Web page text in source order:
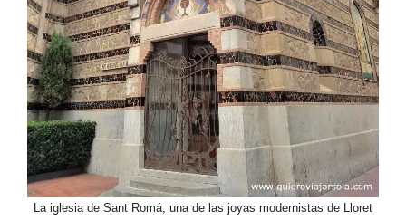
La iglesia de Sant Romá, una de las joyas modernistas de Lloret